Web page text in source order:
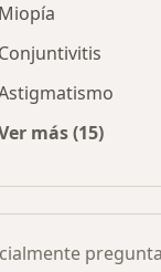
Miopía
Conjuntivitis
más (15)